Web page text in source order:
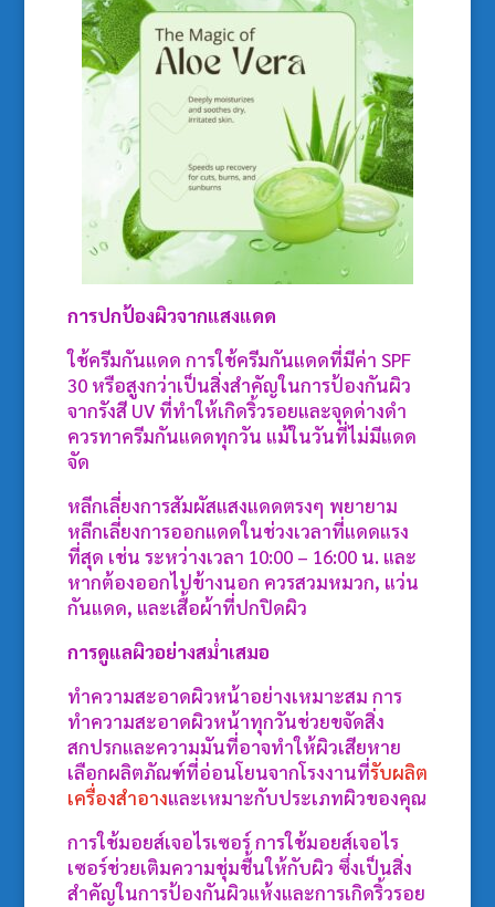
การปกป้องผิวจากแสงแดด
ใช้ครีมกันแดด การใช้ครีมกันแดดที่มีค่า SPF
30 หรือสูงกว่าเป็นสิ่งสำคัญในการป้องกันผิว
จากรังสี UV ที่ทำให้เกิดริ้วรอยและจุดด่างดำ
ควรทาครีมกันแดดทุกวัน แม้ในวันที่ไม่มีแดด
จัด
หลีกเลี่ยงการสัมผัสแสงแดดตรงๆ พยายาม
หลีกเลี่ยงการออกแดดในช่วงเวลาที่แดดแรง
ที่สุด เช่น ระหว่างเวลา 10:00 – 16:00 น. และ
หากต้องออกไปข้างนอก ควรสวมหมวก, แว่น
กันแดด, และเสื้อผ้าที่ปกปิดผิว
การดูแลผิวอย่างสม่ำเสมอ
ทำความสะอาดผิวหน้าอย่างเหมาะสม การ
ทำความสะอาดผิวหน้าทุกวันช่วยขจัดสิ่ง
สกปรกและความมันที่อาจทำให้ผิวเสียหาย
เลือกผลิตภัณฑ์ที่อ่อนโยนจากโรงงานที่รับผลิต
เครื่องสำอางและเหมาะกับประเภทผิวของคุณ
การใช้มอยส์เจอไรเซอร์ การใช้มอยส์เจอไร
เซอร์ช่วยเติมความชุ่มชื้นให้กับผิว ซึ่งเป็นสิ่ง
สำคัญในการป้องกันผิวแห้งและการเกิดริ้วรอย